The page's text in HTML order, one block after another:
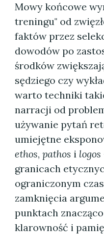
Mowy końcowe
treningu" od
faktów przez
dowodów po
środków
sędziego czy
warto techniki
narracji od
używanie pytań
umiejętne
ethos, pathos i logos
granicach
ograniczonym
zamknięcia
punktach
klarowność i